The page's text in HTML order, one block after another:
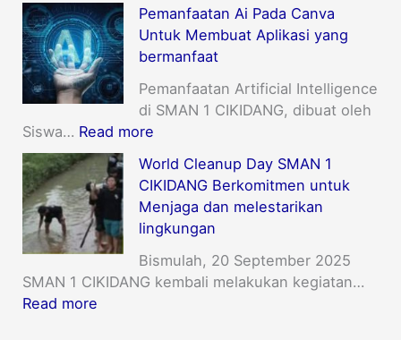
Pemanfaatan Ai Pada Canva
Untuk Membuat Aplikasi yang
bermanfaat
Pemanfaatan Artificial Intelligence
di SMAN 1 CIKIDANG, dibuat oleh
Siswa… Read more
World Cleanup Day SMAN 1
CIKIDANG Berkomitmen untuk
Menjaga dan melestarikan
lingkungan
Bismulah, 20 September 2025
SMAN 1 CIKIDANG kembali melakukan kegiatan…
Read more